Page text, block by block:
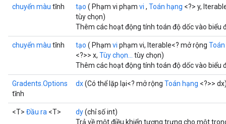
chuyển màu tĩnh tạo ( Phạm vi phạm vi , Toán hạng <?> y,
tùy chọn)
Thêm các hoạt động tính toán độ dốc vào biểu
chuyển màu tĩnh tạo ( Phạm vi phạm vi, Iterable<? mở rộng
<?>> x, Tùy chọn...
tùy chọn)
Thêm các hoạt động tính toán độ dốc vào biểu
Gradents.Options
tĩnh
dx(Có thể lặp lại<? mở rộng Toán hạng <?>>
<T> Đầu ra <T> dy(chỉ số int)
Trả về một điều khiển tượng trưng cho một